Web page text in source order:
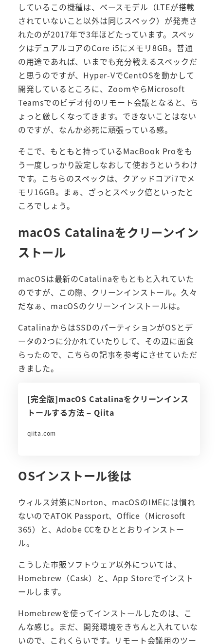
しているこの機種は、ベースモデル（LTEが搭載
されていないこと以外は同じスペック）が発売さ
れたのが2017年で3年ほどたっています。スペッ
クはデュアルコアのCore i5にメモリ8GB。普通
の用途であれば、いまでも充分戦えるスペックだ
と思うのですが、Hyper-VでCentOSを動かして
開発しているところに、ZoomやらMicrosoft
Teamsでのビデオ付のリモート会議となると、ち
ょっと厳しくなってきます。できないことはない
のですが、なんか必死に頑張っている感。
そこで、もともと持っているMacBook Proをも
う一度しっかり設定しなおして使おうというわけ
です。こちらのスペックは、クアッドコアi7でメ
モリ16GB。まぁ、ざっとスペック倍といったと
ころでしょう。
macOS Catalinaをクリーンイン
ストール
macOSは最新のCatalinaをもともと入れていた
のですが、この際、クリーンインストール。久々
だなぁ、macOSのクリーンインストールは。
CatalinaからはSSDのパーティションがOSとデ
ータの2つに分かれていたりして、その辺に面食
らったので、こちらの記事を参考にさせていただ
きました。
[完全版]macOS Catalinaをクリーンインス
トールする方法 – Qiita
qiita.com
OSインストール後は
ウィルス対策にNorton、macOSのIMEには慣れ
ないのでATOK Passport、Office（Microsoft
365）と、Adobe CCをひととおりインストー
ル。
こうした市販ソフトウェア以外については、
Homebrew（Cask）と、App Storeでインスト
ールします。
Homebrewを使ってインストールしたのは、こ
んな感じ。まだ、開発環境をきちんと入れていな
いので、これくらいです。リモート会議用のツー